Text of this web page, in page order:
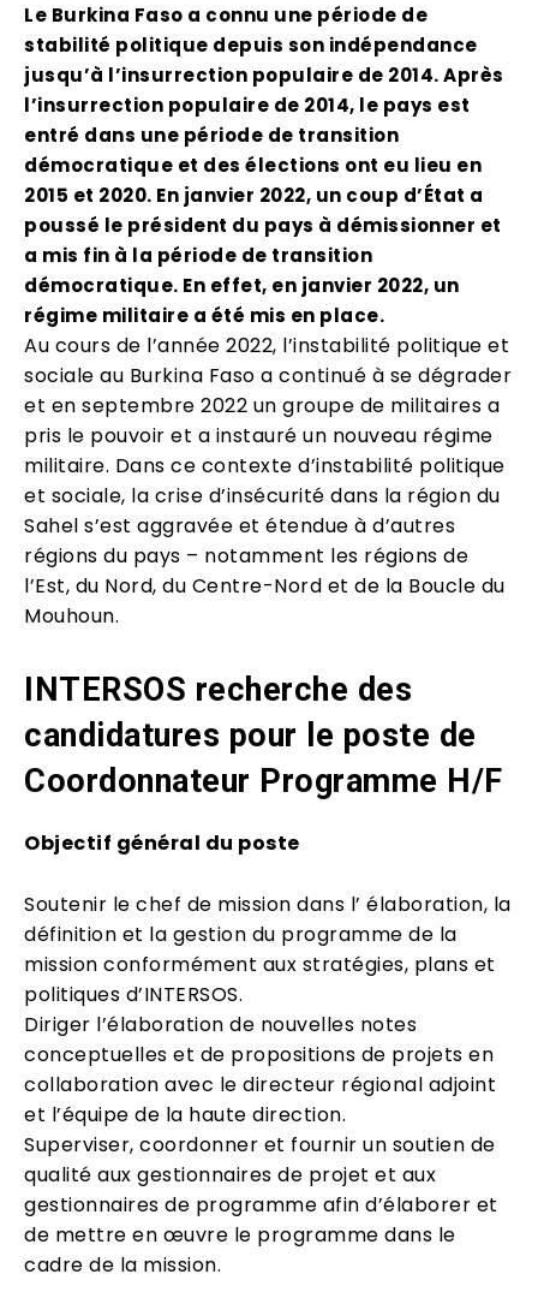
Le Burkina Faso a connu une période de
stabilité politique depuis son indépendance
jusqu’à l’insurrection populaire de 2014. Après
l’insurrection populaire de 2014, le pays est
entré dans une période de transition
démocratique et des élections ont eu lieu en
2015 et 2020. En janvier 2022, un coup d’État a
poussé le président du pays à démissionner et
a mis fin à la période de transition
démocratique. En effet, en janvier 2022, un
régime militaire a été mis en place.
Au cours de l’année 2022, l’instabilité politique et
sociale au Burkina Faso a continué à se dégrader
et en septembre 2022 un groupe de militaires a
pris le pouvoir et a instauré un nouveau régime
militaire. Dans ce contexte d’instabilité politique
et sociale, la crise d’insécurité dans la région du
Sahel s’est aggravée et étendue à d’autres
régions du pays – notamment les régions de
l’Est, du Nord, du Centre-Nord et de la Boucle du
Mouhoun.
INTERSOS recherche des
candidatures pour le poste de
Coordonnateur Programme H/F
Objectif général du poste
Soutenir le chef de mission dans l’ élaboration, la
définition et la gestion du programme de la
mission conformément aux stratégies, plans et
politiques d’INTERSOS.
Diriger l’élaboration de nouvelles notes
conceptuelles et de propositions de projets en
collaboration avec le directeur régional adjoint
et l’équipe de la haute direction.
Superviser, coordonner et fournir un soutien de
qualité aux gestionnaires de projet et aux
gestionnaires de programme afin d’élaborer et
de mettre en œuvre le programme dans le
cadre de la mission.